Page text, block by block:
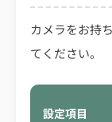
カメラをお持
てください。
設定項目